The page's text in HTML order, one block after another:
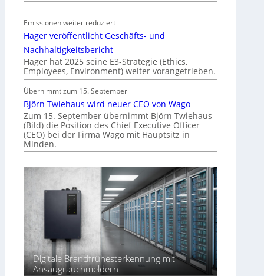
ä
t
i
n
d
r
I
m
m
r
t
Emissionen weiter reduziert
Hager veröffentlicht Geschäfts- und
Nachhaltigkeitsbericht
Hager hat 2025 seine E3-Strategie (Ethics,
Employees, Environment) weiter vorangetrieben.
Übernimmt zum 15. September
Björn Twiehaus wird neuer CEO von Wago
Zum 15. September übernimmt Björn Twiehaus
(Bild) die Position des Chief Executive Officer
(CEO) bei der Firma Wago mit Hauptsitz in
Minden.
Digitale Brandfrühesterkennung mit
Ansaugrauchmeldern